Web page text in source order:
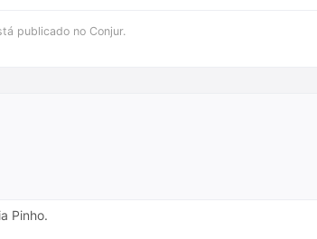
publicado no Conjur.
Pinho.